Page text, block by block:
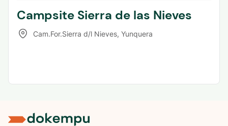
Campsite Sierra de las Nieves
Cam.For.Sierra d/l Nieves, Yunquera